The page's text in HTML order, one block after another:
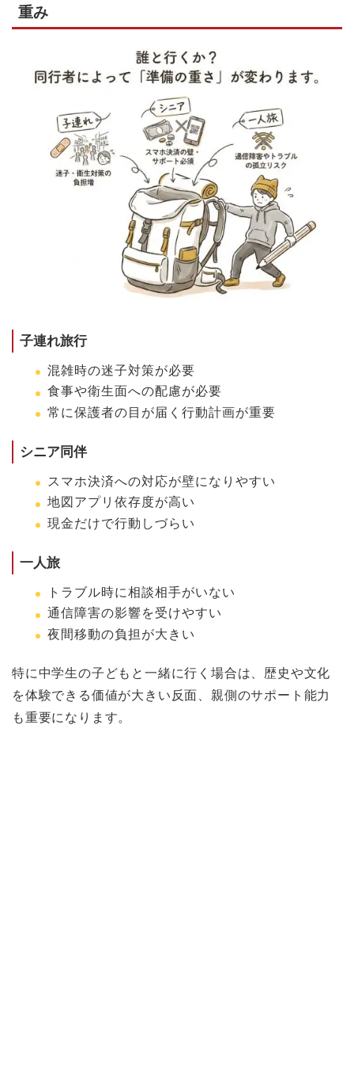
重み
子連れ旅行
混雑時の迷子対策が必要
食事や衛生面への配慮が必要
常に保護者の目が届く行動計画が重要
シニア同伴
スマホ決済への対応が壁になりやすい
地図アプリ依存度が高い
現金だけで行動しづらい
一人旅
トラブル時に相談相手がいない
通信障害の影響を受けやすい
夜間移動の負担が大きい
特に中学生の子どもと一緒に行く場合は、歴史や文化
を体験できる価値が大きい反面、親側のサポート能力
も重要になります。